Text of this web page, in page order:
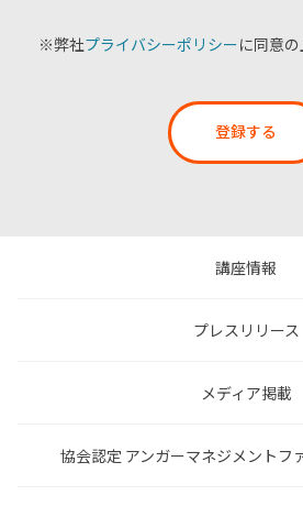
※弊社プライバシーポリシーに同意
登録する
講座情報
プレスリリース
メディア掲載
協会認定 アンガーマネジメントフ